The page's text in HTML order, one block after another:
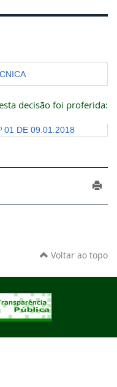
decisão foi proferida:
01 DE 09.01.2018
Voltar ao topo